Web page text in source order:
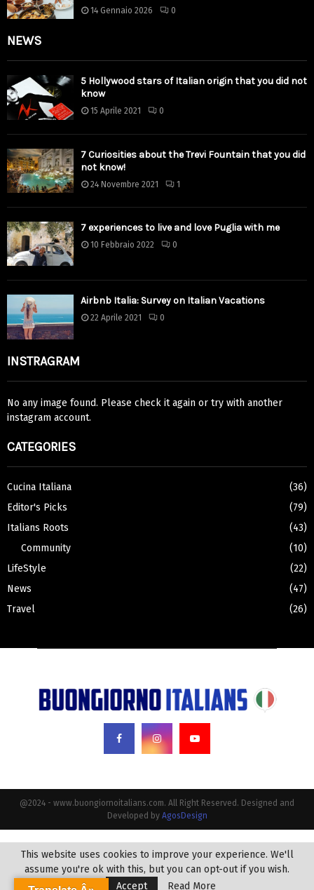
14 Gennaio 2026 0
NEWS
5 Hollywood stars of Italian origin that you did not
know
15 Aprile 2021 0
7 Curiosities about the Trevi Fountain that you did
not know!
24 Novembre 2021 1
7 experiences to live and love Puglia with me
10 Febbraio 2022 0
Airbnb Italia: Survey on Italian Vacations
22 Aprile 2021 0
INSTRAGRAM
No any image found. Please check it again or try with another
instagram account.
CATEGORIES
Cucina Italiana
(36)
Editor's Picks
(79)
Italians Roots
(43)
Community
(10)
LifeStyle
(22)
News
(47)
Travel
(26)
@2024 - www.buongiornoitalians.com. All Right Reserved. Designed and
Developed by AgosDesign
This website uses cookies to improve your experience. We'll
assume you're ok with this, but you can opt-out if you wish.
Accept
Read More